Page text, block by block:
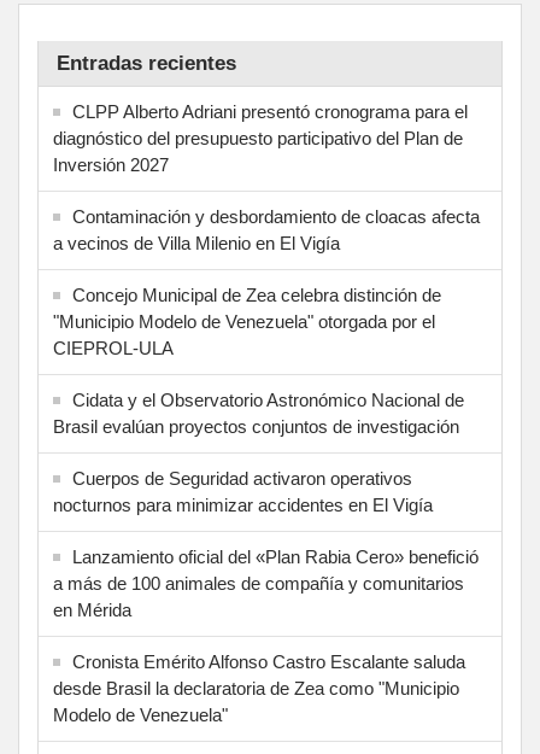
Entradas recientes
CLPP Alberto Adriani presentó cronograma para el
diagnóstico del presupuesto participativo del Plan de
Inversión 2027
Contaminación y desbordamiento de cloacas afecta
a vecinos de Villa Milenio en El Vigía
Concejo Municipal de Zea celebra distinción de
"Municipio Modelo de Venezuela" otorgada por el
CIEPROL-ULA
Cidata y el Observatorio Astronómico Nacional de
Brasil evalúan proyectos conjuntos de investigación
Cuerpos de Seguridad activaron operativos
nocturnos para minimizar accidentes en El Vigía
Lanzamiento oficial del «Plan Rabia Cero» benefició
a más de 100 animales de compañía y comunitarios
en Mérida
Cronista Emérito Alfonso Castro Escalante saluda
desde Brasil la declaratoria de Zea como "Municipio
Modelo de Venezuela"